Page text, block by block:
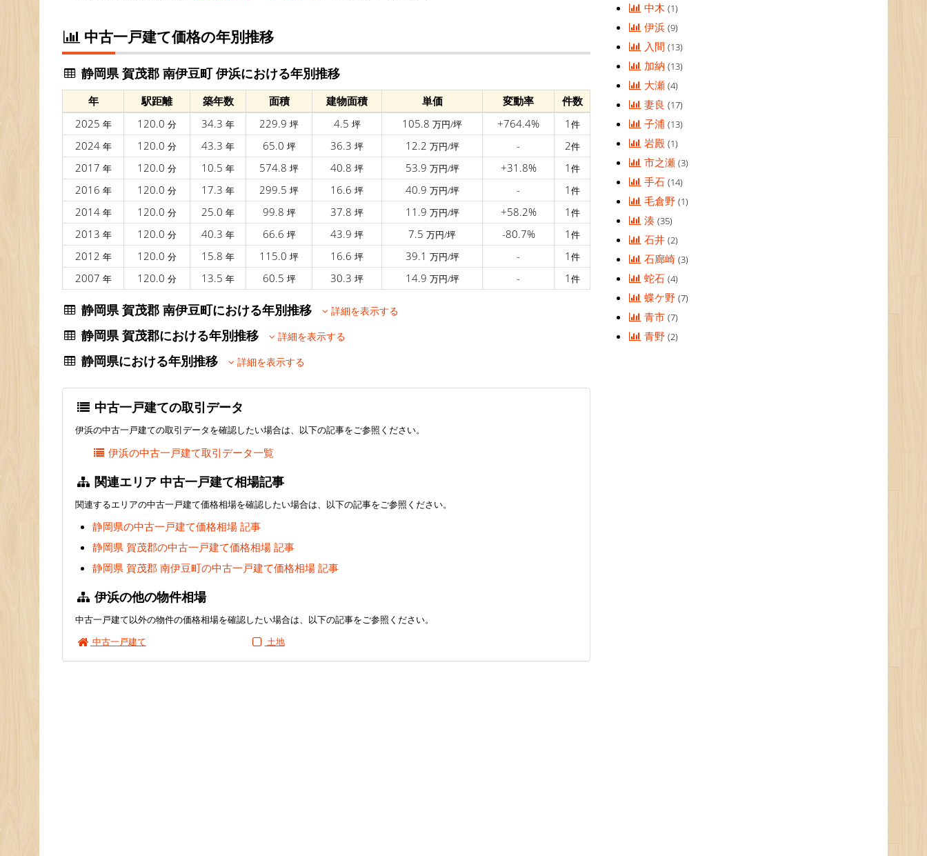
中古一戸建て価格の年別推移
静岡県 賀茂郡 南伊豆町 伊浜における年別推移
年 駅距離 築年数 面積 建物面積 単価 変動率
件数
2025 年 120.0 分 34.3 年 229.9 坪 4.5 坪 105.8 万円/坪 +764.4% 1 件
2024 年 120.0 分 43.3 年 65.0 坪 36.3 坪 12.2 万円/坪 - 2件
2017 年 120.0 分 10.5 年 574.8 坪 40.8 坪 53.9 万円/坪 +31.8% 1 件
2016 年 120.0 分 17.3 年 299.5 坪 16.6 坪 40.9 万円/坪 - 1 件
2014 年 120.0 分 25.0 年 99.8 坪 37.8 坪 11.9 万円/坪 +58.2% 1 件
2013 年 120.0 分 40.3 年 66.6 坪 43.9 坪 7.5 万円/坪 -80.7% 1 件
2012 年 120.0 分 15.8 年 115.0 坪 16.6 坪 39.1 万円/坪 - 1 件
2007 年 120.0 分 13.5 年 60.5 坪 30.3 坪 14.9 万円/坪 - 1 件
静岡県 賀茂郡 南伊豆町における年別推移 詳細を表示する
静岡県 賀茂郡における年別推移 詳細を表示する
静岡県における年別推移 詳細を表示する
中古一戸建ての取引データ
伊浜の中古一戸建ての取引データを確認したい場合は、以下の記事をご参照ください。
伊浜の中古一戸建て取引データ一覧
関連エリア 中古一戸建て相場記事
関連するエリアの中古一戸建て価格相場を確認したい場合は、以下の記事をご参照ください。
静岡県の中古一戸建て価格相場 記事
静岡県 賀茂郡の中古一戸建て価格相場 記事
静岡県 賀茂郡 南伊豆町の中古一戸建て価格相場 記事
伊浜の他の物件相場
中古一戸建て以外の物件の価格相場を確認したい場合は、以下の記事をご参照ください。
中古一戸建て
土地
中木(1)
伊浜(9)
入間(13)
加納(13)
大瀬(4)
妻良(17)
子浦(13)
岩殿(1)
市之瀬(3)
手石(14)
毛倉野(1)
湊(35)
石井(2)
石廊崎(3)
蛇石(4)
蝶ケ野(7)
青市(7)
青野(2)